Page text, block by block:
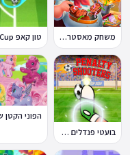
משחק מאסטר שף
בועטי פנדלים Penalty Shooters